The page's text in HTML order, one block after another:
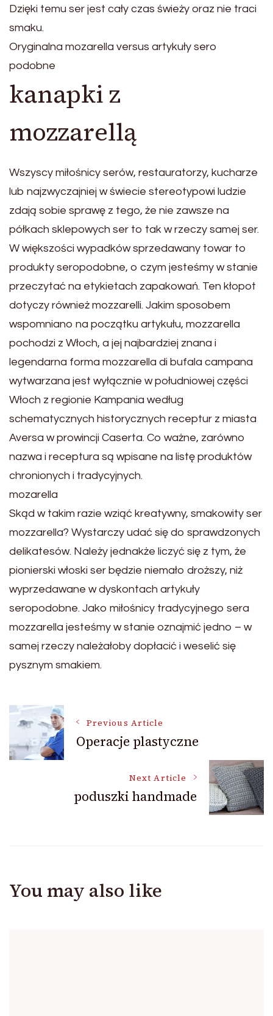
Dzięki temu ser jest cały czas świeży oraz nie traci
smaku.
Oryginalna mozarella versus artykuły sero
podobne
kanapki z
mozzarellą
Wszyscy miłośnicy serów, restauratorzy, kucharze
lub najzwyczajniej w świecie stereotypowi ludzie
zdają sobie sprawę z tego, że nie zawsze na
półkach sklepowych ser to tak w rzeczy samej ser.
W większości wypadków sprzedawany towar to
produkty seropodobne, o czym jesteśmy w stanie
przeczytać na etykietach zapakowań. Ten kłopot
dotyczy również mozzarelli. Jakim sposobem
wspomniano na początku artykułu, mozzarella
pochodzi z Włoch, a jej najbardziej znana i
legendarna forma mozzarella di bufala campana
wytwarzana jest wyłącznie w południowej części
Włoch z regionie Kampania według
schematycznych historycznych receptur z miasta
Aversa w prowincji Caserta. Co ważne, zarówno
nazwa i receptura są wpisane na listę produktów
chronionych i tradycyjnych.
mozarella
Skąd w takim razie wziąć kreatywny, smakowity ser
mozzarella? Wystarczy udać się do sprawdzonych
delikatesów. Należy jednakże liczyć się z tym, że
pionierski włoski ser będzie niemało droższy, niż
wyprzedawane w dyskontach artykuły
seropodobne. Jako miłośnicy tradycyjnego sera
mozzarella jesteśmy w stanie oznajmić jedno – w
samej rzeczy należałoby dopłacić i weselić się
pysznym smakiem.
Post
Navigation
Previous Article
Operacje plastyczne
Next Article
poduszki handmade
You may also like